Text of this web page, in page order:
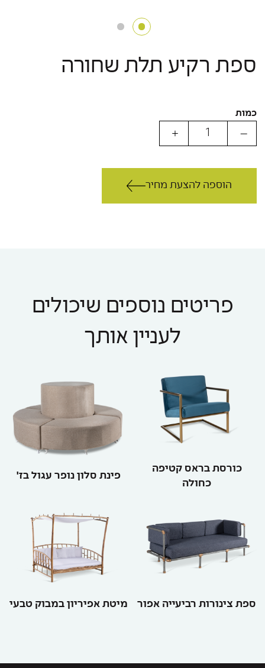
ספת רקיע תלת שחורה
כמות
הוספה להצעת מחיר
פריטים נוספים שיכולים
לעניין אותך
כורסת בראס קטיפה
כחולה
פינת סלון נופר עגול בז'
ספת צינורות רביעייה אפור מיטת אפיריון במבוק טבעי